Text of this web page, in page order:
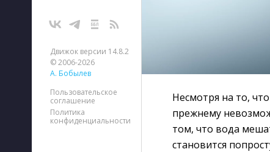
Движок версии 14.8.2
© 2006-2026
А. Бобылев
Пользовательское
соглашение
Политика
конфиденциальности
Несмотря на то,
прежнему
том, что вода
становится